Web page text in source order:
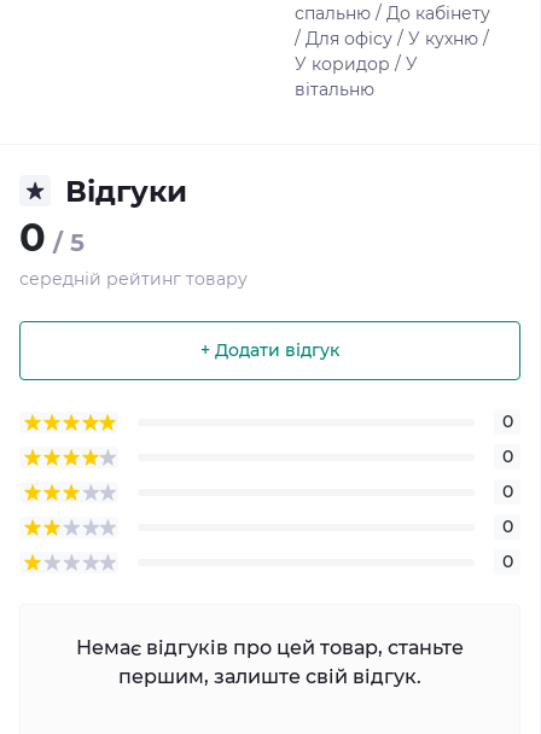
спальню / До кабінету
/ Для офісу / У кухню /
У коридор / У
вітальню
Відгуки
0 / 5
середній рейтинг товару
+ Додати відгук
0
0
0
0
0
Немає відгуків про цей товар, станьте
першим, залиште свій відгук.